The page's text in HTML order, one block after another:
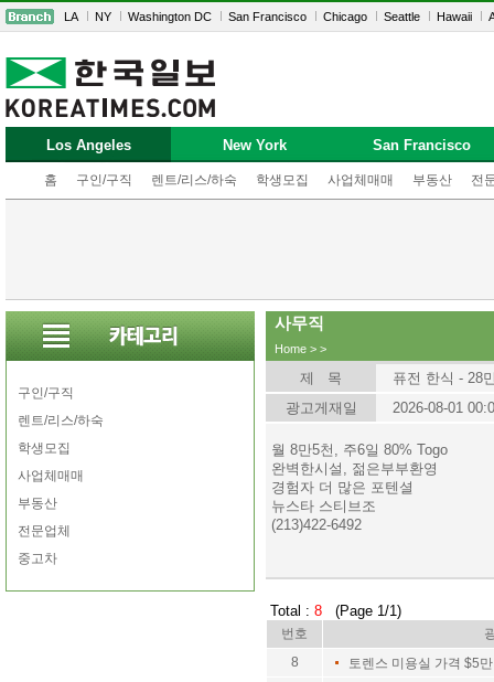
LA NY Washington DC San Francisco Chicago Seattle Hawaii
Los Angeles
홈 구인/구직 렌트/리스/하숙 학생모집 사업체매매 부동산 전
New York San Francisco
구인/구직
렌트/리스/하숙
학생모집
사업체매매
부동산
전문업체
중고차
사무직
Home > >
제 목
퓨전 한식 - 28
광고게재일
2026-08-01
월 8만5천, 주6일 80% Togo
완벽한시설, 젊은부부환영
경험자 더 많은 포텐셜
뉴스타 스티브조
(213)422-6492
Total : 8 (Page 1/1)
번호
8
토렌스 미용실 가격 $5만